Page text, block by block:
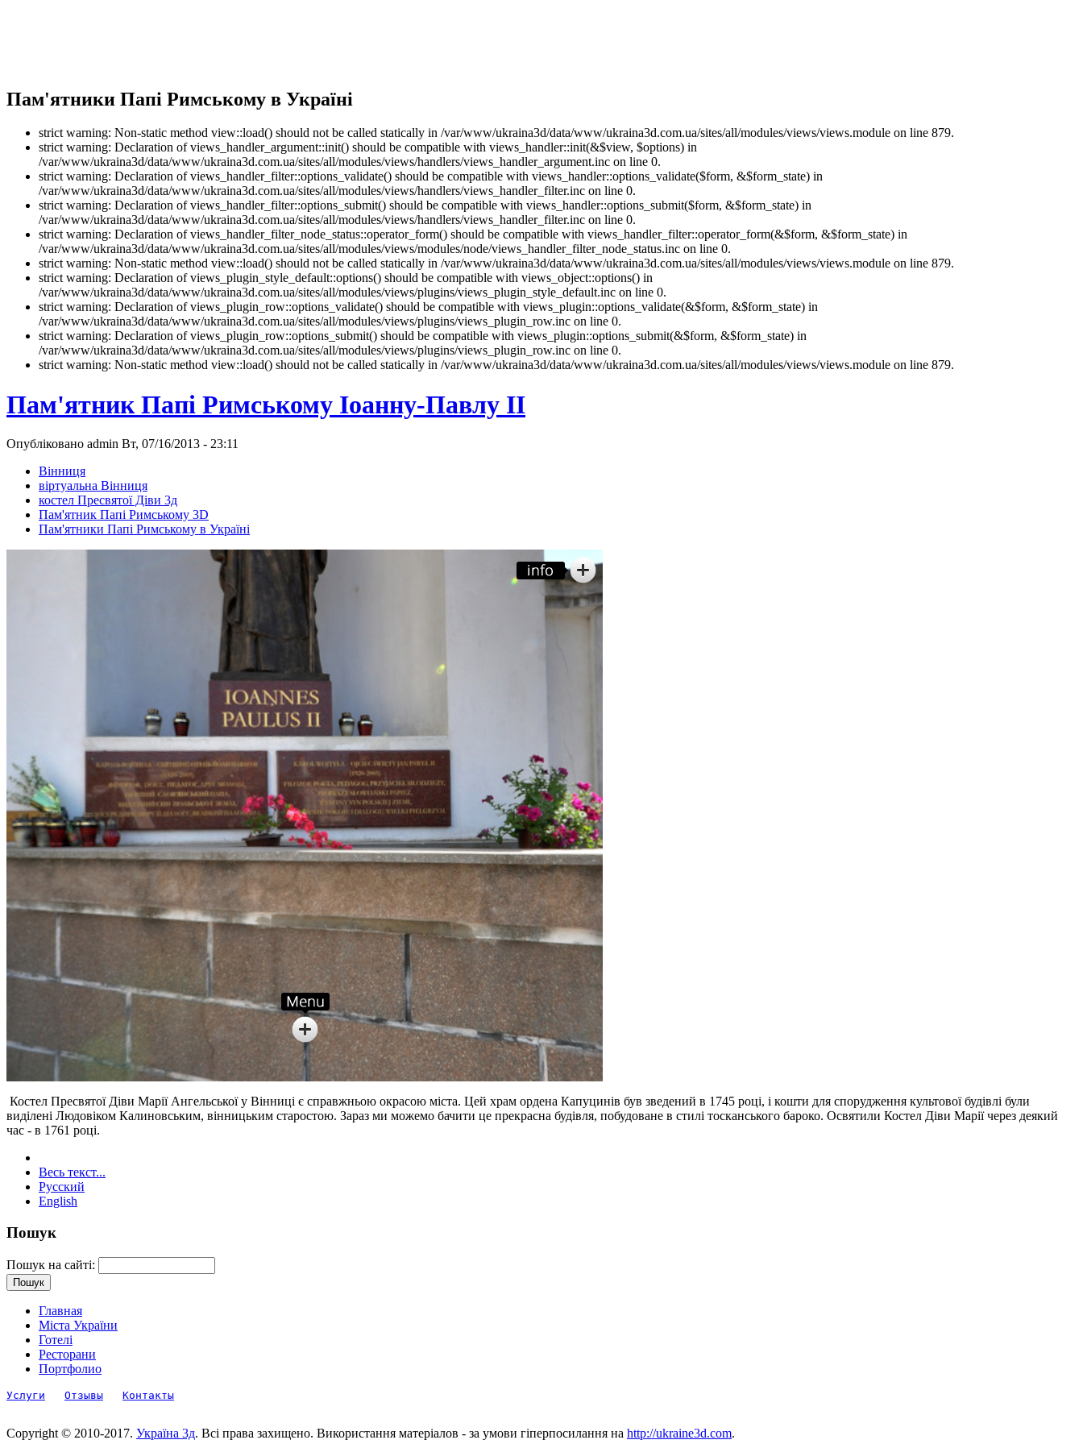
Пам'ятники Папі Римському в Україні
strict warning: Non-static method view::load() should not be called statically in /var/www/ukraina3d/data/www/ukraina3d.com.ua/sites/all/modules/views/views.module on line 879.
strict warning: Declaration of views_handler_argument::init() should be compatible with views_handler::init(&$view, $options) in
/var/www/ukraina3d/data/www/ukraina3d.com.ua/sites/all/modules/views/handlers/views_handler_argument.inc on line 0.
strict warning: Declaration of views_handler_filter::options_validate() should be compatible with views_handler::options_validate($form, &$form_state) in
/var/www/ukraina3d/data/www/ukraina3d.com.ua/sites/all/modules/views/handlers/views_handler_filter.inc on line 0.
strict warning: Declaration of views_handler_filter::options_submit() should be compatible with views_handler::options_submit($form, &$form_state) in
/var/www/ukraina3d/data/www/ukraina3d.com.ua/sites/all/modules/views/handlers/views_handler_filter.inc on line 0.
strict warning: Declaration of views_handler_filter_node_status::operator_form() should be compatible with views_handler_filter::operator_form(&$form, &$form_state) in
/var/www/ukraina3d/data/www/ukraina3d.com.ua/sites/all/modules/views/modules/node/views_handler_filter_node_status.inc on line 0.
strict warning: Non-static method view::load() should not be called statically in /var/www/ukraina3d/data/www/ukraina3d.com.ua/sites/all/modules/views/views.module on line 879.
strict warning: Declaration of views_plugin_style_default::options() should be compatible with views_object::options() in
/var/www/ukraina3d/data/www/ukraina3d.com.ua/sites/all/modules/views/plugins/views_plugin_style_default.inc on line 0.
strict warning: Declaration of views_plugin_row::options_validate() should be compatible with views_plugin::options_validate(&$form, &$form_state) in
/var/www/ukraina3d/data/www/ukraina3d.com.ua/sites/all/modules/views/plugins/views_plugin_row.inc on line 0.
strict warning: Declaration of views_plugin_row::options_submit() should be compatible with views_plugin::options_submit(&$form, &$form_state) in
/var/www/ukraina3d/data/www/ukraina3d.com.ua/sites/all/modules/views/plugins/views_plugin_row.inc on line 0.
strict warning: Non-static method view::load() should not be called statically in /var/www/ukraina3d/data/www/ukraina3d.com.ua/sites/all/modules/views/views.module on line 879.
Пам'ятник Папі Римському Іоанну-Павлу ІІ
Опубліковано admin Вт, 07/16/2013 - 23:11
Вінниця
віртуальна Вінниця
костел Пресвятої Діви 3д
Пам'ятник Папі Римському 3D
Пам'ятники Папі Римському в Україні
Костел Пресвятої Діви Марії Ангельської у Вінниці є справжньою окрасою міста. Цей храм ордена Капуцинів був зведений в 1745 році, і кошти для спорудження культової будівлі були
виділені Людовіком Калиновським, вінницьким старостою. Зараз ми можемо бачити це прекрасна будівля, побудоване в стилі тосканського бароко. Освятили Костел Діви Марії через деякий
час - в 1761 році.
Весь текст...
Русский
English
Пошук
Пошук на сайті:
Главная
Міста України
Готелі
Ресторани
Портфолио
Услуги Отзывы Контакты
Copyright © 2010-2017. Україна 3д. Всі права захищено. Використання матеріалов - за умови гіперпосилання на http://ukraine3d.com.